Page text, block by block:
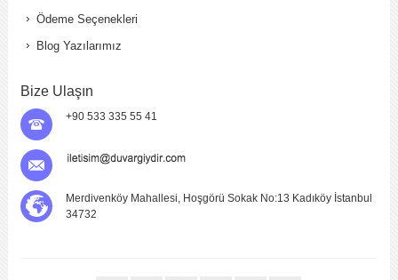
Ödeme Seçenekleri
Blog Yazılarımız
Bize Ulaşın
+90 533 335 55 41
Merdivenköy Mahallesi, Hoşgörü Sokak No:13 Kadıköy İstanbul
34732